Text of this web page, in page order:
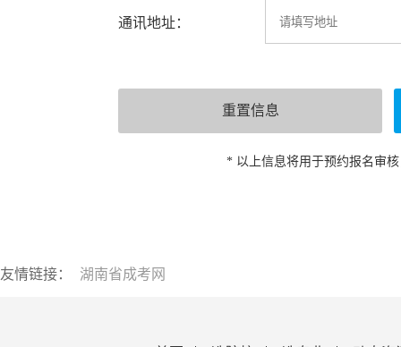
通讯地址：
* 以上信息将用于预约报名审
友情链接： 湖南省成考网